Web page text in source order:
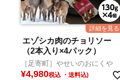
エゾシカ肉のチョリソー
（2本入り×4パック）
［足寄町］やせいのおにくや
¥4,980税込